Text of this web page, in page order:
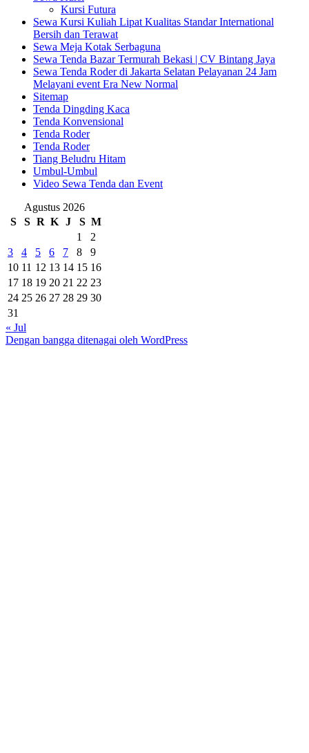
Kursi Futura
Sewa Kursi Kuliah Lipat Kualitas Standar International
Bersih dan Terawat
Sewa Meja Kotak Serbaguna
Sewa Tenda Bazar Termurah Bekasi | CV Bintang Jaya
Sewa Tenda Roder di Jakarta Selatan Pelayanan 24 Jam
Melayani event Era New Normal
Sitemap
Tenda Dingding Kaca
Tenda Konvensional
Tenda Roder
Tenda Roder
Tiang Beludru Hitam
Umbul-Umbul
Video Sewa Tenda dan Event
Agustus 2026
S
S R K J S M
1
2
3
4 5 6 7 8
9
10 11 12 13 14 15 16
17 18 19 20 21 22 23
24 25 26 27 28 29 30
31
« Jul
Dengan bangga ditenagai oleh WordPress